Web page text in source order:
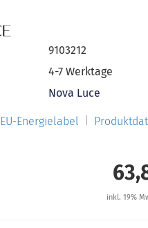
9103212
4-7 Werktage
Nova Luce
EU-Energielabel
inkl. 19%